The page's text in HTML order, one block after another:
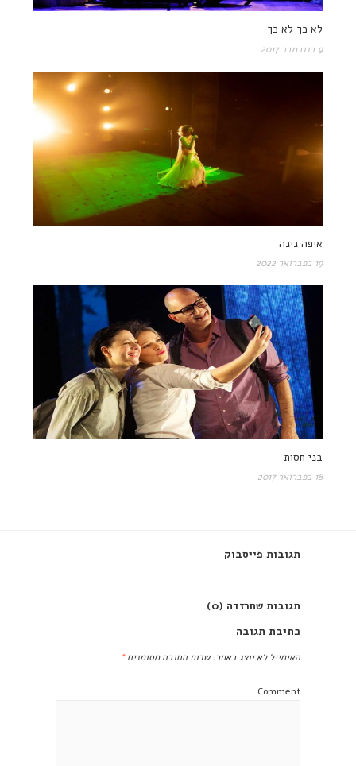
לא כך לא כך
9 בנובמבר 2017
איפה נינה
19 בפברואר 2022
בני חסות
18 בפברואר 2017
תגובות פייסבוק
תגובות שחרזדה (0)
כתיבת תגובה
האימייל לא יוצג באתר. שדות החובה מסומנים*
Comment